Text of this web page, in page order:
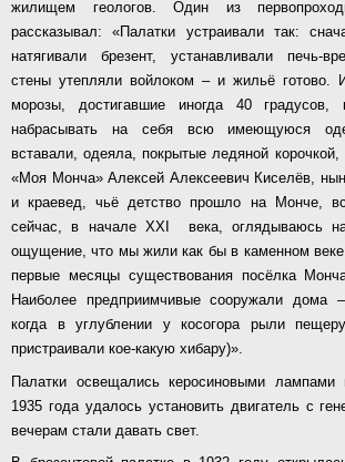
жилищем геологов. Один из
рассказывал: «Палатки устраивали так:
натягивали брезент, устанавливали печь-
стены утепляли войлоком – и жильё
морозы, достигавшие иногда 40 градусов,
набрасывать на себя всю имеющуюся
вставали, одеяла, покрытые ледяной
«Моя Монча» Алексей Алексеевич Киселёв,
и краевед, чьё детство прошло на Монче,
сейчас, в начале ХХ
века, оглядываюсь
ощущение, что мы жили как бы в каменном
первые месяцы существования посёлка
Наиболее предприимчивые сооружали дома
когда в углублении у косогора рыли
пристраивали кое-какую хибару)».
Палатки освещались керосиновыми
1935 года удалось установить двигатель с
вечерам стали давать свет.